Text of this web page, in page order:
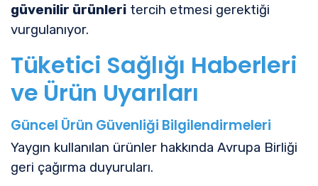
güvenilir ürünleri tercih etmesi gerektiği
vurgulanıyor.
Tüketici Sağlığı Haberleri
ve Ürün Uyarıları
Güncel Ürün Güvenliği Bilgilendirmeleri
Yaygın kullanılan ürünler hakkında Avrupa Birliği
geri çağırma duyuruları.